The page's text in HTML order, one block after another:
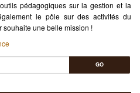
pédagogiques sur la gestion et la
le pôle sur des activités du
souhaite une belle mission !